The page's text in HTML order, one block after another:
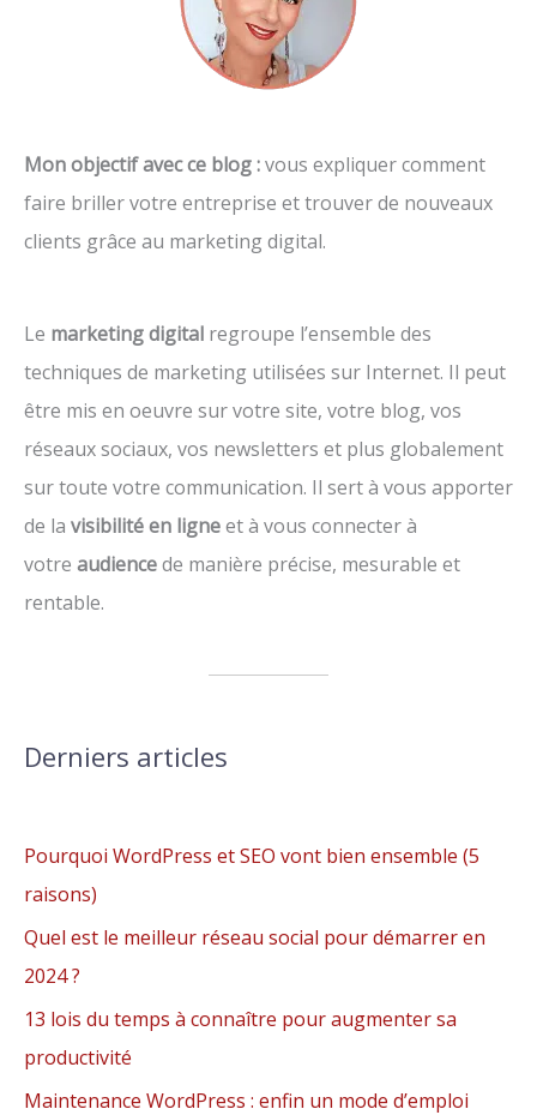
Mon objectif avec ce blog :vous expliquer comment
faire briller votre entreprise et trouver de nouveaux
clients grâce au marketing digital.
Le marketing digital regroupe l’ensemble des
techniques de marketing utilisées sur Internet. Il peut
être mis en oeuvre sur votre site, votre blog, vos
réseaux sociaux, vos newsletters et plus globalement
sur toute votre communication. Il sert à vous apporter
de la visibilité en ligneet à vous connecter à
votre audiencede manière précise, mesurable et
rentable.
Derniers articles
Pourquoi WordPress et SEO vont bien ensemble (5
raisons)
Quel est le meilleur réseau social pour démarrer en
2024 ?
13 lois du temps à connaître pour augmenter sa
productivité
Maintenance WordPress : enfin un mode d’emploi